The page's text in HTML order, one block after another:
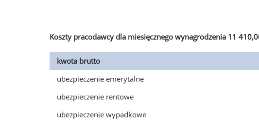
Koszty pracodawcy dla miesięcznego wynagrodzenia 11
kwota brutto
ubezpieczenie emerytalne
ubezpieczenie rentowe
ubezpieczenie wypadkowe